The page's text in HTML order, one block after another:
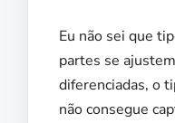
Eu não sei que
partes se
diferenciadas, o
não consegue